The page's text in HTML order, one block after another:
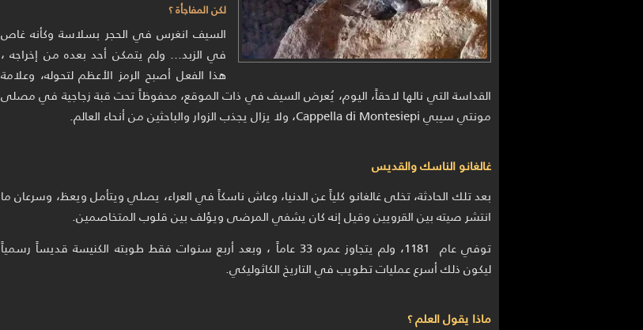
لكن المفاجأة ؟
السيف انغرس في الحجر بسلاسة وكأنه غاص
في الزبد… ولم يتمكن أحد بعده من إخراجه ،
هذا الفعل أصبح الرمز الأعظم لتحوله، وعلامة
القداسة التي نالها لاحقاً، اليوم، يُعرض السيف في ذات الموقع، محفوظاً تحت قبة زجاجية في مصلى
مونتي سيبي Cappella di Montesiepi، ولا يزال يجذب الزوار والباحثين من أنحاء العالم.
غالغانو الناسك والقديس
بعد تلك الحادثة، تخلى غالغانو كلياً عن الدنيا، وعاش ناسكاً في العراء، يصلي ويتأمل ويعظ، وسرعان ما
انتشر صيته بين القرويين وقيل إنه كان يشفي المرضى ويؤلف بين قلوب المتخاصمين.
توفي عام 1181، ولم يتجاوز عمره 33 عاماً ، وبعد أربع سنوات فقط طوبته الكنيسة قديساً رسمياً
ليكون ذلك أسرع عمليات تطويب في التاريخ الكاثوليكي.
ماذا يقول العلم ؟